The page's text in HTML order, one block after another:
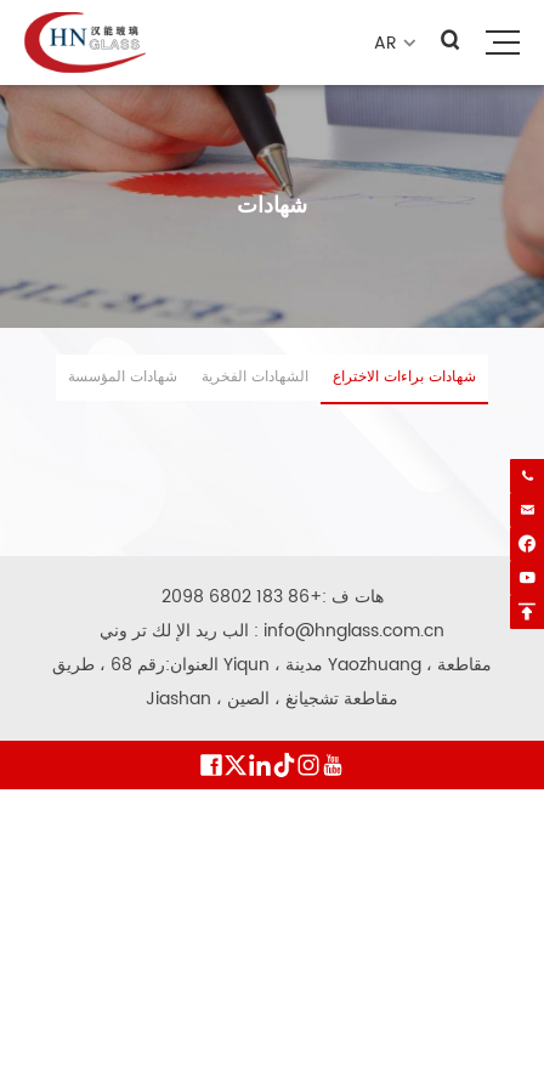
AR 





شهادات
شهادات المؤسسة الشهادات الفخرية شهادات براءات الاختراع
هات ف :+86 183 6802 2098
الب ريد الإ لك تر وني : info@hnglass.com.cn
العنوان:رقم 68 ، طريق Yiqun ، مدينة Yaozhuang ، مقاطعة
Jiashan ، مقاطعة تشجيانغ ، الصين